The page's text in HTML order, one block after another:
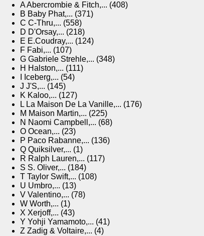
AAbercrombie & Fitch,... (408)
B Baby Phat,... (371)
C C-Thru,... (558)
D D'Orsay,... (218)
E E.Coudray,... (124)
F Fabi,... (107)
G Gabriele Strehle,... (348)
H Halston,... (111)
Iceberg,... (54)
J J'S,... (145)
K Kaloo,... (127)
L La Maison De La Vanille,... (176)
M Maison Martin,... (225)
N Naomi Campbell,... (68)
O Ocean,... (23)
P Paco Rabanne,... (136)
Q Quiksilver,... (1)
R Ralph Lauren,... (117)
S S. Oliver,... (184)
T Taylor Swift,... (108)
U Umbro,... (13)
V Valentino,... (78)
W Worth,... (1)
X Xerjoff,... (43)
Y Yohji Yamamoto,... (41)
Z Zadig & Voltaire,... (4)